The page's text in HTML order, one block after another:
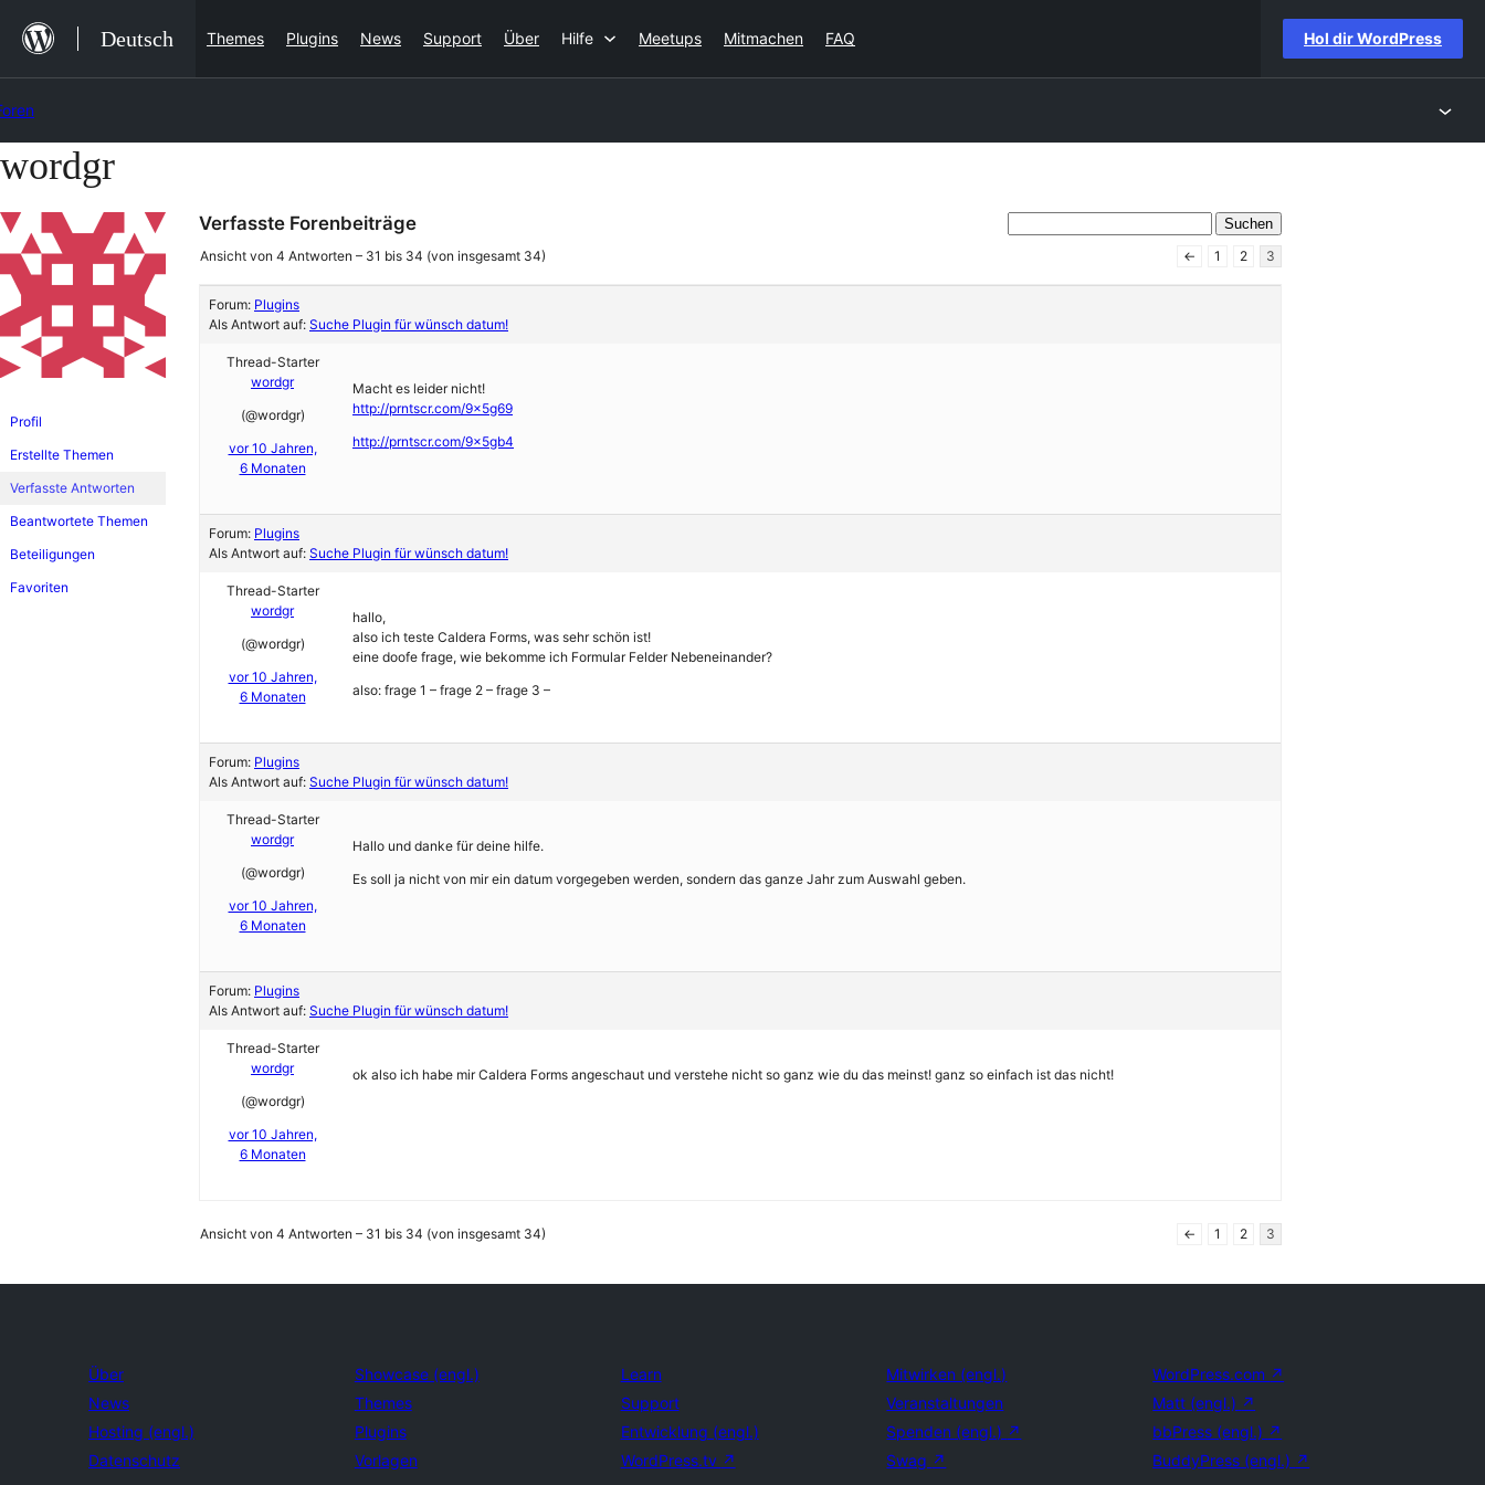
Inhalt
springen
Deutsch Themes Plugins News Support Über Hilfe Meetups Mitmachen FAQ Hol dir WordPress
Zum
springen
wordgr
Profil
Erstellte Themen
Verfasste Antworten
Beantwortete Themen
Beteiligungen
Favoriten
Verfasste Forenbeiträge
Ansicht von 4 Antworten – 31 bis 34 (von insgesamt 34) ← 1 2 3
Forum: Plugins
Als Antwort auf: Suche Plugin für wünsch datum!
Thread-Starter
wordgr
(@wordgr)
vor 10 Jahren,
6 Monaten
Macht es leider nicht!
http://prntscr.com/9x5g69
http://prntscr.com/9x5gb4
Forum: Plugins
Als Antwort auf: Suche Plugin für wünsch datum!
Thread-Starter
wordgr
(@wordgr)
vor 10 Jahren,
6 Monaten
hallo,
also ich teste Caldera Forms, was sehr schön ist!
eine doofe frage, wie bekomme ich Formular Felder Nebeneinander?
also: frage 1 – frage 2 – frage 3 –
Forum: Plugins
Als Antwort auf: Suche Plugin für wünsch datum!
Thread-Starter
wordgr
(@wordgr)
vor 10 Jahren,
6 Monaten
Hallo und danke für deine hilfe.
Es soll ja nicht von mir ein datum vorgegeben werden, sondern das ganze Jahr zum Auswahl geben.
Forum: Plugins
Als Antwort auf: Suche Plugin für wünsch datum!
Thread-Starter
wordgr
(@wordgr)
vor 10 Jahren,
6 Monaten
ok also ich habe mir Caldera Forms angeschaut und verstehe nicht so ganz wie du das meinst! ganz so einfach ist das nicht!
Ansicht von 4 Antworten – 31 bis 34 (von insgesamt 34) ← 1 2 3
Über
News
Hosting (engl.)
Datenschutz
Showcase (engl.)
Themes
Plugins
Vorlagen
Learn
Support
Entwicklung (engl.)
WordPress.tv ↗
Mitwirken (engl.)
Veranstaltungen
Spenden (engl.) ↗
Swag ↗
WordPress.com ↗
Matt (engl.) ↗
bbPress (engl.) ↗
BuddyPress (engl.) ↗